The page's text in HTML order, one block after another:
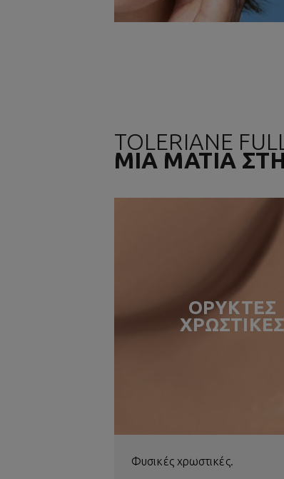
TOLERIANE
ΜΙΑ ΜΑΤΙΑ
ΟΡΥΚΤΕΣ
ΧΡΩΣΤΙΚΕΣ
Φυσικές χρωστικές.